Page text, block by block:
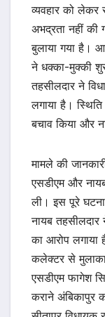
व्यवहार को लेकर
अभद्रता नहीं की
बुलाया गया है।
ने धक्का-मुक्की
तहसीलदार ने
लगाया है।
बचाव किया और
मामले की
एसडीएम और
ली। इस पूरे
नायब
का आरोप लगाया
कलेक्टर से
एसडीएम फागेश
कराने अंबिकापुर